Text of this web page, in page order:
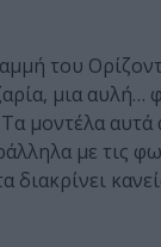
του
μια αυλή…
μοντέλα
με τις